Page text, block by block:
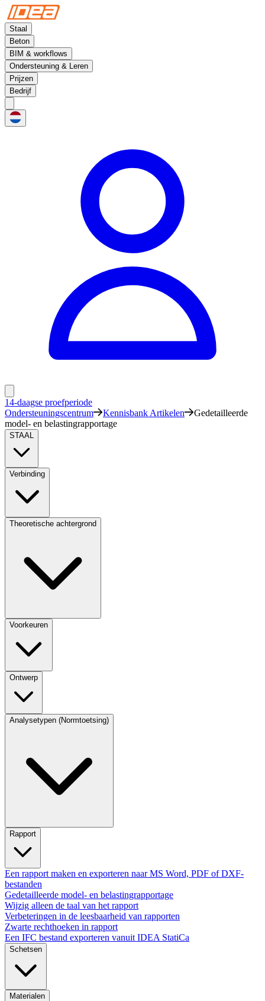
Staal
Beton
BIM & workflows
Ondersteuning & Leren
Prijzen
Bedrijf
14-daagse proefperiode
Ondersteuningscentrum
Kennisbank Artikelen
Gedetailleerde
model- en belastingrapportage
STAAL
Verbinding
Theoretische achtergrond
Voorkeuren
Ontwerp
Analysetypen (Normtoetsing)
Rapport
Een rapport maken en exporteren naar MS Word, PDF of DXF-
bestanden
Gedetailleerde model- en belastingrapportage
Wijzig alleen de taal van het rapport
Verbeteringen in de leesbaarheid van rapporten
Zwarte rechthoeken in rapport
Een IFC bestand exporteren vanuit IDEA StatiCa
Schetsen
Materialen